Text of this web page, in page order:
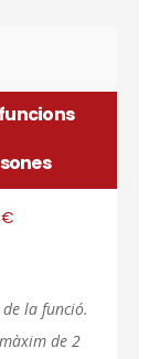
la funció.
de 2